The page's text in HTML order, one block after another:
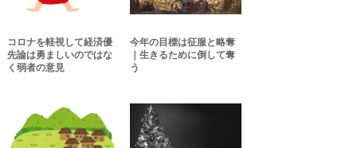
コロナを軽視して経済優
先論は勇ましいのではな
く弱者の意見
今年の目標は征服と略奪
｜生きるために倒して奪
う